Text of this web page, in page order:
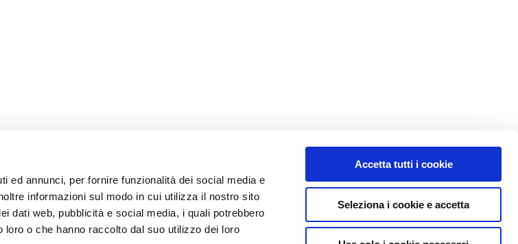
ed annunci, per fornire funzionalità dei social media e
informazioni sul modo in cui utilizza il nostro sito
dati web, pubblicità e social media, i quali potrebbero
o che hanno raccolto dal suo utilizzo dei loro
Accetta tutti i cookie
Seleziona i cookie e accetta